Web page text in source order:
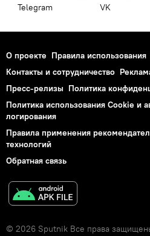
Telegram VK
О проекте Правила использования
Контакты и сотрудничество
Пресс-релизы Политика
Политика использования Cookie и
логирования
Правила применения
технологий
Обратная связь
© 2026 Sputnik Все права